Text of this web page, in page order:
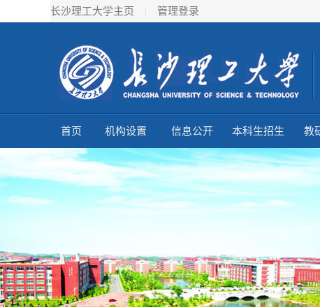
长沙理工大学主页 管理登录
首页 机构设置 信息公开 本科生招生 教